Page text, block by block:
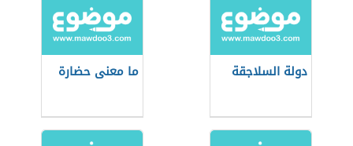
دولة السلاجقة ما معنى حضارة